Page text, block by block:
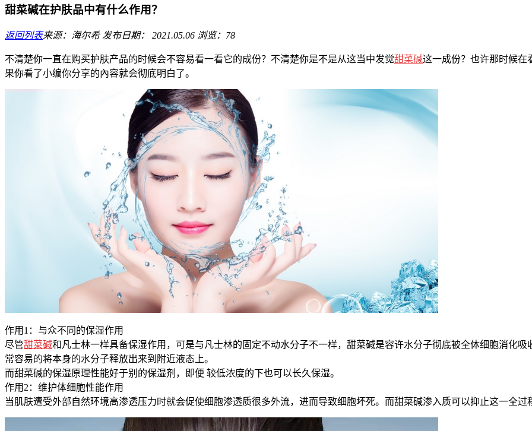
甜菜碱在护肤品中有什么作用？
返回列表来源：海尔希 发布日期： 2021.05.06 浏览：78
不清楚你一直在购买护肤产品的时候会不容易看一看它的成份？不清楚你是不是从这当中发觉甜菜碱这一成份？也许那时候在
果你看了小编你分享的內容就会彻底明白了。
作用1：与众不同的保湿作用
尽管甜菜碱和凡士林一样具备保湿作用，可是与凡士林的固定不动水分子不一样，甜菜碱是容许水分子彻底被全体细胞消化
常容易的将本身的水分子释放出来到附近液态上。
而甜菜碱的保湿原理性能好于别的保湿剂，即便 较低浓度的下也可以长久保湿。
作用2：维护体细胞性能作用
当肌肤遭受外部自然环境高渗透压力时就会促使细胞渗透质很多外流，进而导致细胞坏死。而甜菜碱渗入质可以抑止这一全过